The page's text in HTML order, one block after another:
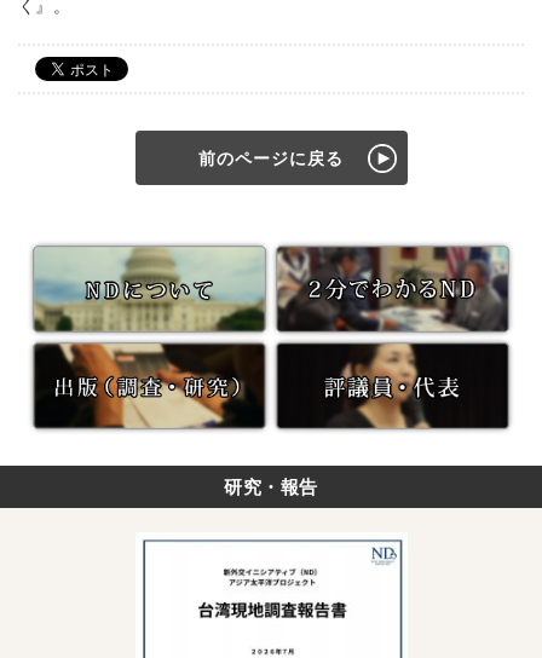
く』。
前のページに戻る
研究・報告